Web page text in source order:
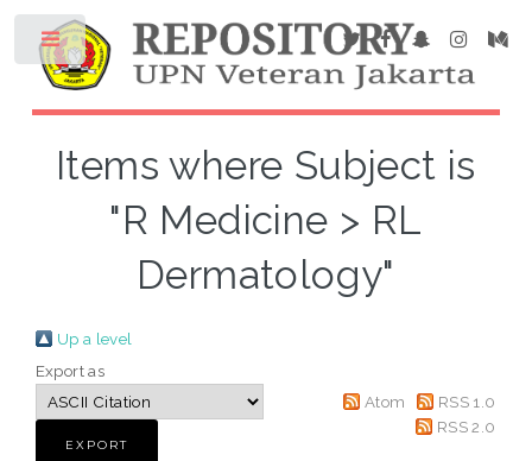
Items where Subject is
"R Medicine > RL
Dermatology"
Up a level
Export as
Atom
RSS 1.0
RSS 2.0